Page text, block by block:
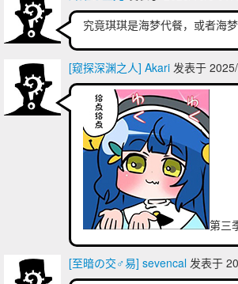
究竟琪琪是海梦代餐，或者海
[窥探深渊之人] Akari 发表于
第三
[至暗の交♂易] sevencal 发表于